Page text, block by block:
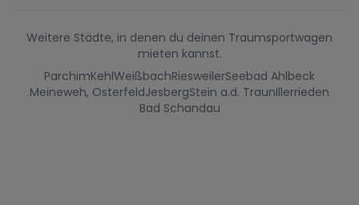
Weitere Städte, in denen du deinen Traumsportwagen
mieten kannst.
ParchimKehlWeißbachRiesweilerSeebad Ahlbeck
Meineweh, OsterfeldJesbergStein a.d. TraunIllerrieden
Bad Schandau